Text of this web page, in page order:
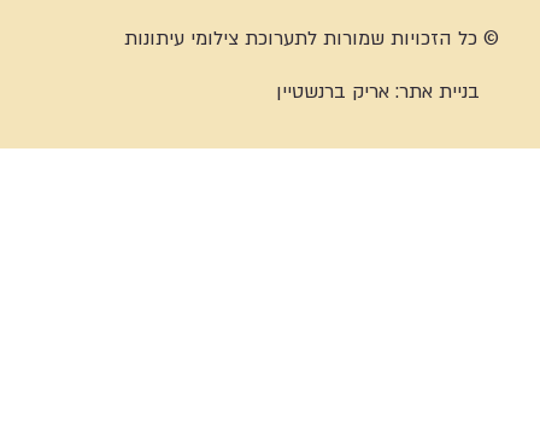
© כל הזכויות שמורות לתערוכת צילומי עיתונות
בניית אתר:אריק ברנשטיין